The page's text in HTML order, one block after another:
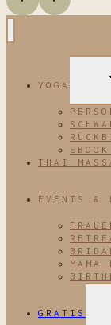
YOGA
THAI
EVENTS &
MAMA
GRATIS